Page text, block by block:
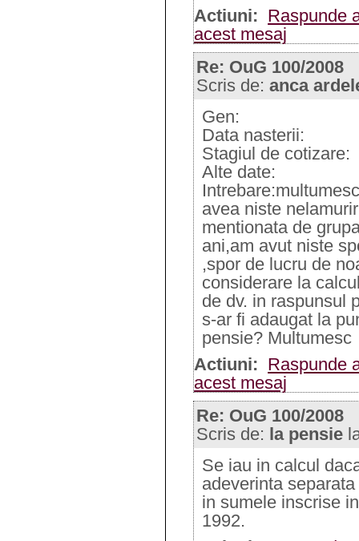
Actiuni: Raspunde
acest mesaj
Re: OuG 100/2008
Scris de:anca
Gen:
Data nasterii:
Stagiul de cotizare:
Alte date:
avea niste
mentionata de
ani,am avut niste
,spor de lucru de
considerare la
de dv. in raspunsul
s-ar fi adaugat la
pensie? Multumesc
Actiuni: Raspunde
acest mesaj
Re: OuG 100/2008
Scris de: la pensie
Se iau in calcul
adeverinta
in sumele inscrise
1992.